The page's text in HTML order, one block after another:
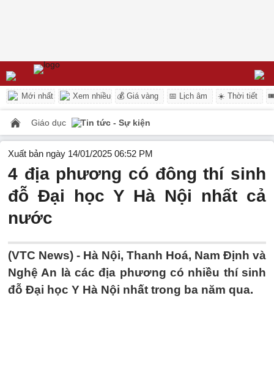
Mới nhất Xem nhiều 💰 Giá vàng 📅 Lịch âm ☀️ Thời tiết
Giáo dục Tin tức - Sự kiện
Xuất bản ngày 14/01/2025 06:52 PM
4 địa phương có đông thí sinh
đỗ Đại học Y Hà Nội nhất cả
nước
(VTC News) - Hà Nội, Thanh Hoá, Nam Định và
Nghệ An là các địa phương có nhiều thí sinh
đỗ Đại học Y Hà Nội nhất trong ba năm qua.